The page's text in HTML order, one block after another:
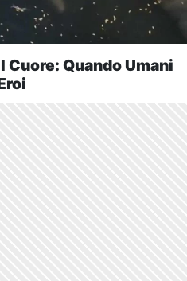
Quando Umani